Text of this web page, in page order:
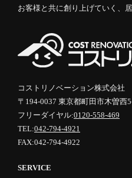
お客様と共に創り上げていく、
コストリノベーション株式会社
〒194-0037 東京都町田市木曽西
フリーダイヤル:0120-558-469
TEL:042-794-4921
FAX:042-794-4922
SERVICE